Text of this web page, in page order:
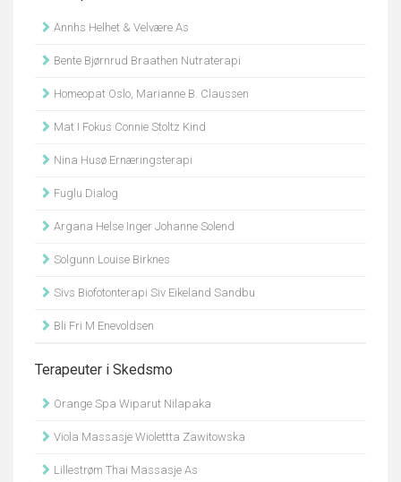
Annhs Helhet & Velvære As
Bente Bjørnrud Braathen Nutraterapi
Homeopat Oslo, Marianne B. Claussen
Mat I Fokus Connie Stoltz Kind
Nina Husø Ernæringsterapi
Fuglu Dialog
Argana Helse Inger Johanne Solend
Solgunn Louise Birknes
Sivs Biofotonterapi Siv Eikeland Sandbu
Bli Fri M Enevoldsen
Terapeuter i Skedsmo
Orange Spa Wiparut Nilapaka
Viola Massasje Wiolettta Zawitowska
Lillestrøm Thai Massasje As